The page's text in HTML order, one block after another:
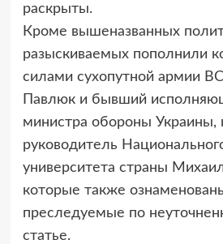
раскрыты.
Кроме вышеназванных
разыскиваемых пополнили
силами сухопутной армии
Павлюк и бывший
министра обороны Украины,
руководитель
университета страны
которые также
преследуемые по
статье.